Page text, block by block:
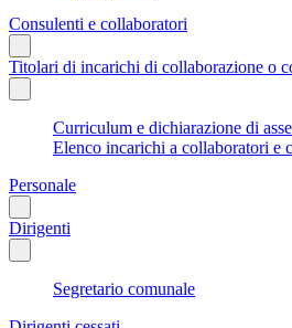
Consulenti e collaboratori
Titolari di incarichi di collaborazione o
Curriculum e dichiarazione di
Elenco incarichi a collaboratori e
Personale
Dirigenti
Segretario comunale